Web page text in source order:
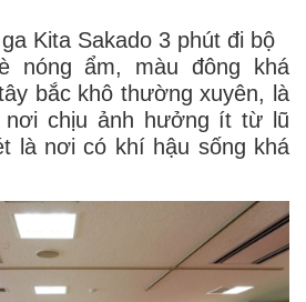
Kita Sakado 3 phút đi bộ
nóng ẩm, màu đông khá
bắc khô thường xuyên, là
nơi chịu ảnh hưởng ít từ lũ
là nơi có khí hậu sống khá